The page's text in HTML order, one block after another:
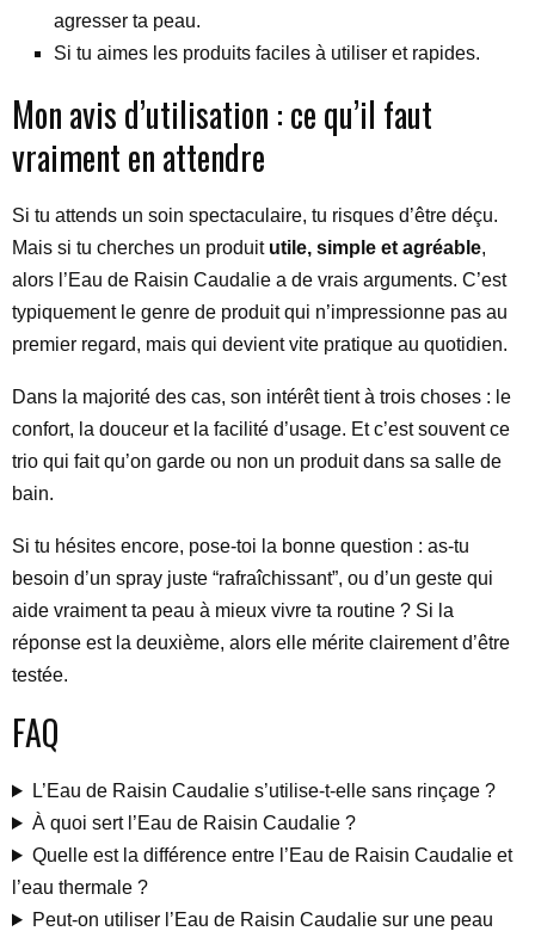
agresser ta peau.
Si tu aimes les produits faciles à utiliser et rapides.
Mon avis d’utilisation : ce qu’il faut
vraiment en attendre
Si tu attends un soin spectaculaire, tu risques d’être déçu.
Mais si tu cherches un produit utile, simple et agréable,
alors l’Eau de Raisin Caudalie a de vrais arguments. C’est
typiquement le genre de produit qui n’impressionne pas au
premier regard, mais qui devient vite pratique au quotidien.
Dans la majorité des cas, son intérêt tient à trois choses : le
confort, la douceur et la facilité d’usage. Et c’est souvent ce
trio qui fait qu’on garde ou non un produit dans sa salle de
bain.
Si tu hésites encore, pose-toi la bonne question : as-tu
besoin d’un spray juste “rafraîchissant”, ou d’un geste qui
aide vraiment ta peau à mieux vivre ta routine ? Si la
réponse est la deuxième, alors elle mérite clairement d’être
testée.
FAQ
L’Eau de Raisin Caudalie s’utilise-t-elle sans rinçage ?
À quoi sert l’Eau de Raisin Caudalie ?
Quelle est la différence entre l’Eau de Raisin Caudalie et
l’eau thermale ?
Peut-on utiliser l’Eau de Raisin Caudalie sur une peau